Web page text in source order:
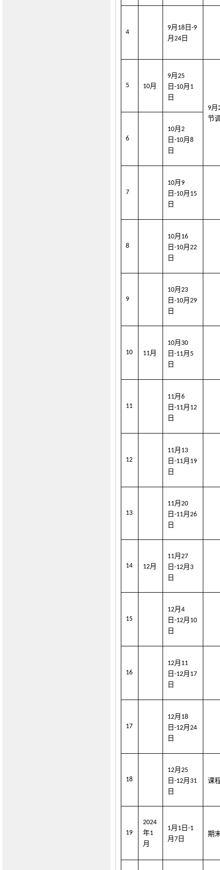
4
9月 18 日-9
月24 日
5 10月
9月25
日-10月 1
日
9月
节
6
10月2
日-10月8
日
7
10月 9
日-10月 15
日
8
10月 16
日-10月22
日
9
10月23
日-10月29
日
10 11月
10月 30
日-11月 5
日
11
11月6
日-11月 12
日
12
11月 13
日-11月 19
日
13
11月20
日-11月26
日
14 12月
11月27
日-12月 3
日
15
12月4
日-12月 10
日
16
12月 11
日-12月 17
日
17
12月 18
日-12月24
日
18
12月25
日-12月 31
日
课
19
2024
年1
月
1月 1 日-1
月7 日
期